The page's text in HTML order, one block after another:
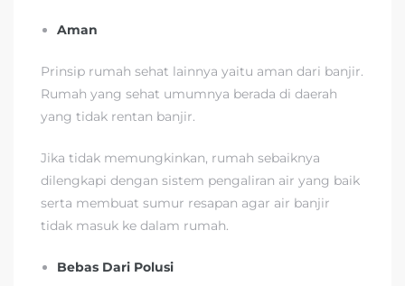
Aman
Prinsip rumah sehat lainnya yaitu aman dari banjir.
Rumah yang sehat umumnya berada di daerah
yang tidak rentan banjir.
Jika tidak memungkinkan, rumah sebaiknya
dilengkapi dengan sistem pengaliran air yang baik
serta membuat sumur resapan agar air banjir
tidak masuk ke dalam rumah.
Bebas Dari Polusi